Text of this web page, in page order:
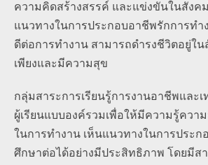
ความคิดสร้างสรรค์ และแข่งขันในสังค
แนวทางในการประกอบอาชีพรักการทำ
ดีต่อการทำงาน สามารถดำรงชีวิตอยู่ใ
เพียงและมีความสุข
กลุ่มสาระการเรียนรู้การงานอาชีพและ
ผู้เรียนแบบองค์รวมเพื่อให้มีความรู้ควา
ในการทำงาน เห็นแนวทางในการประก
ศึกษาต่อได้อย่างมีประสิทธิภาพ โดยมีส